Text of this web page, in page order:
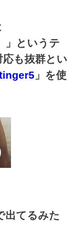
」というテ
も抜群とい
」を使
出てるみた